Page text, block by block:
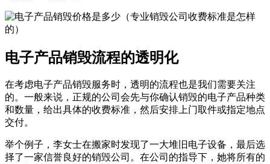
电子产品销毁流程的透明化
在考虑电子产品销毁服务时，透明的流程也是我们需要关注
的。一般来说，正规的公司会先与你确认销毁的电子产品种类
和数量，给出具体的收费标准，然后安排上门取件或指定地点
交付。
举个例子，李女士在搬家时发现了一大堆旧电子设备，最后选
择了一家信誉良好的销毁公司。在公司的指导下，她将所有的